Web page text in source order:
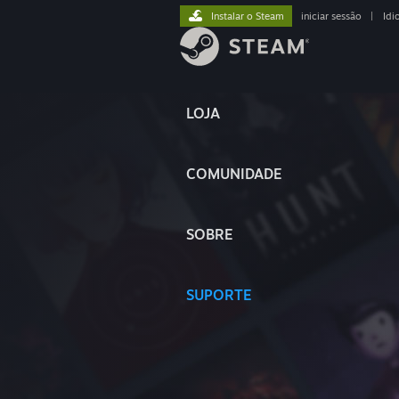
LOJA
COMUNIDADE
SOBRE
SUPORTE
Instalar o Steam iniciar sessão